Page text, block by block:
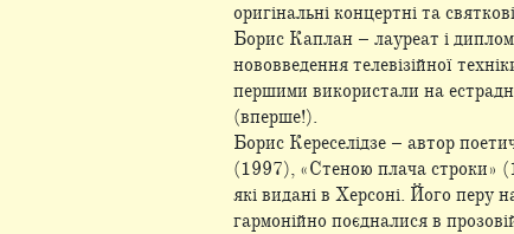
оригінальні концертні та
Борис Каплан – лауреат і
нововведення телевізійної
першими використали на
(вперше!).
Борис Кереселідзе – автор
(1997), «Стеною плача строки»
які видані в Херсоні. Його перу
гармонійно поєдналися в